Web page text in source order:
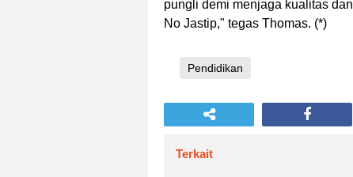
pungli demi menjaga kualitas
No Jastip," tegas Thomas. (*)
Pendidikan
Terkait